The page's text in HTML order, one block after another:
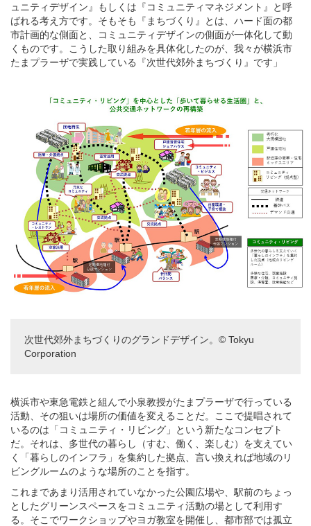
ュニティデザイン』もしくは『コミュニティマネジメント』と呼
ばれる考え方です。そもそも『まちづくり』とは、ハード面の都
市計画的な側面と、コミュニティデザインの側面が一体化して動
くものです。こうした取り組みを具体化したのが、我々が横浜市
たまプラーザで実践している『次世代郊外まちづくり』です」
次世代郊外まちづくりのグランドデザイン。© Tokyu
Corporation
横浜市や東急電鉄と組んで小泉教授がたまプラーザで行っている
活動、その狙いは場所の価値を変えることだ。ここで提唱されて
いるのは「コミュニティ・リビング」という新たなコンセプト
だ。それは、多世代の暮らし（すむ、働く、楽しむ）を支えてい
く「暮らしのインフラ」を集約した拠点、言い換えれば地域のリ
ビングルームのような場所のことを指す。
これまであまり活用されていなかった公園広場や、駅前のちょっ
としたグリーンスペースをコミュニティ活動の場として利用す
る。そこでワークショップやヨガ教室を開催し、都市部では孤立